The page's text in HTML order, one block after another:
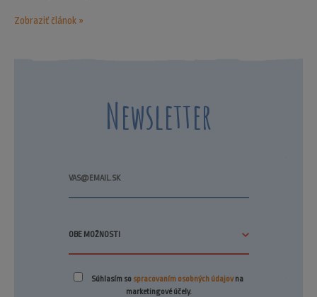
Zobraziť článok »
Newsletter
Súhlasím so spracovaním osobných údajovna
marketingové účely.